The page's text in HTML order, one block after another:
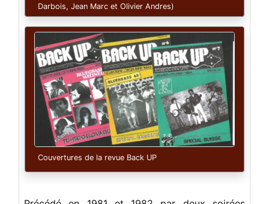
Darbois, Jean Marc et Olivier Andres)
Couvertures de la revue Back UP